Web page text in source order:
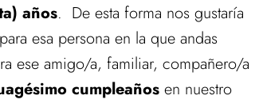
años. De esta forma nos gustaría
esa persona en la que andas
ese amigo/a, familiar, compañero/a
cumpleaños en nuestro